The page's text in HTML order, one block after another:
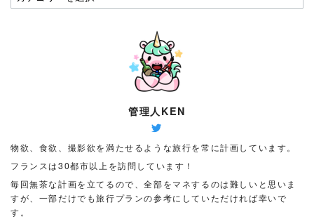
や
て
く
だ
さ
い
管理人KEN
物欲、食欲、撮影欲を満たせるような旅行を常に計画しています。
フランスは30都市以上を訪問しています！
毎回無茶な計画を立てるので、全部をマネするのは難しいと思いま
すが、一部だけでも旅行プランの参考にしていただければ幸いで
す。